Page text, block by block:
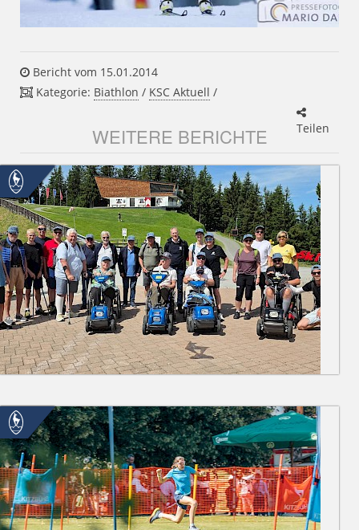
Bericht vom 15.01.2014
Kategorie: Biathlon / KSC Aktuell /
Teilen
WEITERE BERICHTE